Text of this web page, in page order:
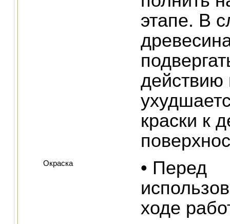
этапе. В
действию
краски к
Окраска
• Перед
ходе